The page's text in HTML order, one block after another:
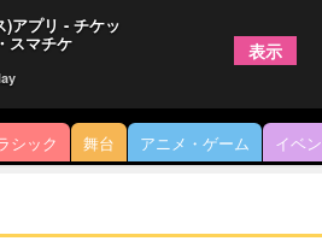
シック 舞台 アニメ・ゲーム イベ
)アプリ - チケッ
スマチケ 表示